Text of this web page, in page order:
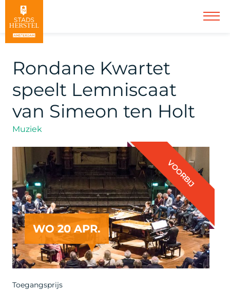
Rondane Kwartet
speelt Lemniscaat
van Simeon ten Holt
Muziek
WO 20 APR.
VOORBIJ
Toegangsprijs